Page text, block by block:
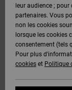
leur audience ;
partenaires. Vous
non les cookies
lorsque les cookies
consentement (tels
Pour plus
cookies et Politique